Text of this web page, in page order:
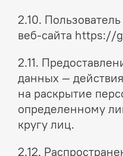
2.10.
веб-сайта https://
2.11.
данных —
на раскрытие
определенному
кругу лиц.
2.12.